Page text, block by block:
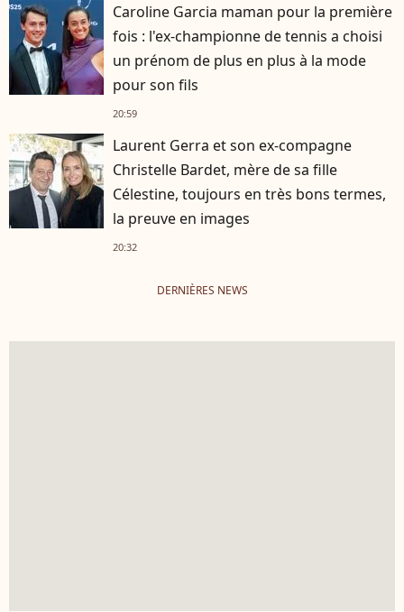
Caroline Garcia maman pour la première
fois : l'ex-championne de tennis a choisi
un prénom de plus en plus à la mode
pour son fils
20:59
Laurent Gerra et son ex-compagne
Christelle Bardet, mère de sa fille
Célestine, toujours en très bons termes,
la preuve en images
20:32
DERNIÈRES NEWS